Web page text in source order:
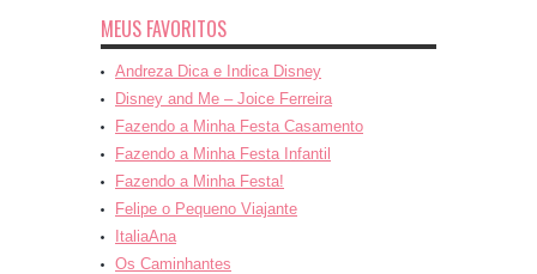
MEUS FAVORITOS
Andreza Dica e Indica Disney
Disney and Me – Joice Ferreira
Fazendo a Minha Festa Casamento
Fazendo a Minha Festa Infantil
Fazendo a Minha Festa!
Felipe o Pequeno Viajante
ItaliaAna
Os Caminhantes